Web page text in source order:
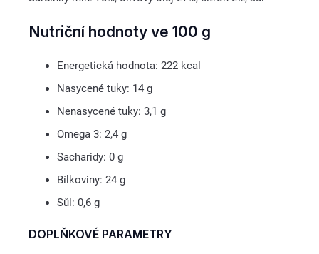
Nutriční hodnoty ve 100 g
Energetická hodnota: 222 kcal
Nasycené tuky: 14 g
Nenasycené tuky: 3,1 g
Omega 3: 2,4 g
Sacharidy: 0 g
Bílkoviny: 24 g
Sůl: 0,6 g
DOPLŇKOVÉ PARAMETRY